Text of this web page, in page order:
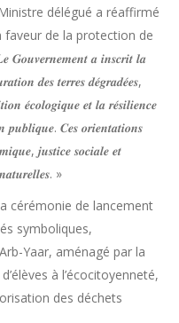
délégué a réaffirmé
faveur de la protection de
𝒂 𝒊𝒏𝒔𝒄𝒓𝒊𝒕 𝒍𝒂
𝒅𝒆𝒔 𝒕𝒆𝒓𝒓𝒆𝒔 𝒅𝒆́𝒈𝒓𝒂𝒅𝒆́𝒆𝒔,
𝒆́𝒄𝒐𝒍𝒐𝒈𝒊𝒒𝒖𝒆 𝒆𝒕 𝒍𝒂 𝒓𝒆́𝒔𝒊𝒍𝒊𝒆𝒏𝒄𝒆
𝒑𝒖𝒃𝒍𝒊𝒒𝒖𝒆. 𝑪𝒆𝒔 𝒐𝒓𝒊𝒆𝒏𝒕𝒂𝒕𝒊𝒐𝒏𝒔
𝒋𝒖𝒔𝒕𝒊𝒄𝒆 𝒔𝒐𝒄𝒊𝒂𝒍𝒆 𝒆𝒕
»
cérémonie de lancement
symboliques,
Yaar, aménagé par la
à l’écocitoyenneté,
des déchets